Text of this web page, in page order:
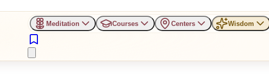
Meditation Courses Centers Wisdom